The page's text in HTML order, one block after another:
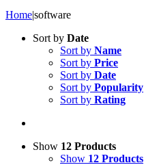
Home|software
Sort by Date
Sort by Name
Sort by Price
Sort by Date
Sort by Popularity
Sort by Rating
Show 12 Products
Show 12 Products